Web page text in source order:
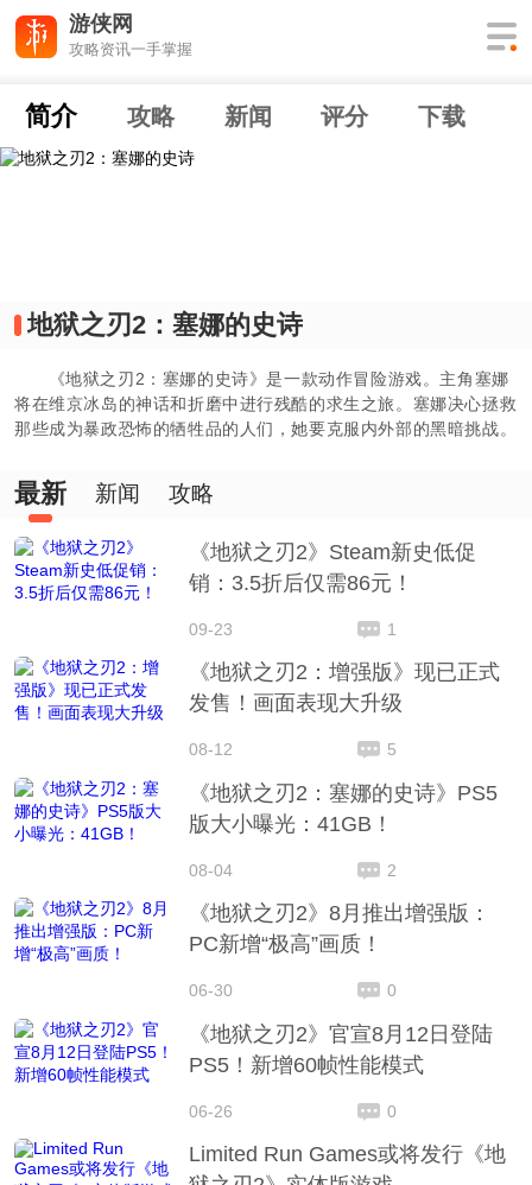
游侠网
攻略资讯一手掌握
简介 攻略 新闻 评分 下载
地狱之刃2：塞娜的史诗
《地狱之刃2：塞娜的史诗》是一款动作冒险游戏。主角塞娜
将在维京冰岛的神话和折磨中进行残酷的求生之旅。塞娜决心拯救
那些成为暴政恐怖的牺牲品的人们，她要克服内外部的黑暗挑战。
最新 新闻 攻略
《地狱之刃2》Steam新史低促
销：3.5折后仅需86元！
09-23 1
《地狱之刃2：增强版》现已正式
发售！画面表现大升级
08-12 5
《地狱之刃2：塞娜的史诗》PS5
版大小曝光：41GB！
08-04 2
《地狱之刃2》8月推出增强版：
PC新增“极高”画质！
06-30 0
《地狱之刃2》官宣8月12日登陆
PS5！新增60帧性能模式
06-26 0
Limited Run Games或将发行《地